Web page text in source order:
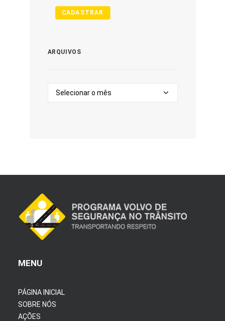
CADASTRAR
ARQUIVOS
Arquivos
MENU
PÁGINA INICIAL
SOBRE NÓS
AÇÕES